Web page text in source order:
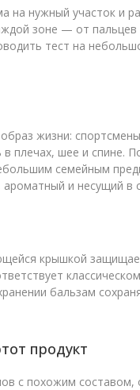
на нужный участок и
зоне — от
тест на
жизни:
плечах, шее и спине.
семейным
и несущий в
крышкой
бальзам
продукт
с похожим